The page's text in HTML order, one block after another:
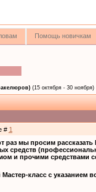
Помощь новичкам
(15 октября - 30 ноября)
# 1
раз мы просим
средств
и прочими средствами
класс с указанием